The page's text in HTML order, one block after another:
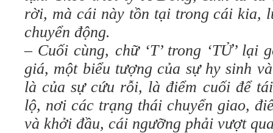
rời, mà cái này tồn tại trong cái kia,
chuyển động.
– Cuối cùng, chữ ‘T’ trong ‘TỬ’ lại
giá, một biểu tượng của sự hy sinh
là của sự cứu rỗi, là điểm cuối để
lộ, nơi các trạng thái chuyển giao,
và khởi đầu, cái ngưỡng phải vượt